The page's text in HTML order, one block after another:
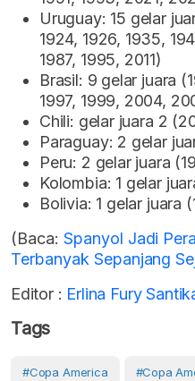
Uruguay: 15 gelar
1924, 1926, 1935,
1987, 1995, 2011)
Brasil: 9 gelar juara
1997, 1999, 2004,
Chili: gelar juara 2
Paraguay: 2 gelar
Peru: 2 gelar juara
Kolombia: 1 gelar
Bolivia: 1 gelar juara
(Baca: Spanyol Jadi
Terbanyak Sepanjang
Editor : Erlina Fury
Tags
#Copa America #Copa